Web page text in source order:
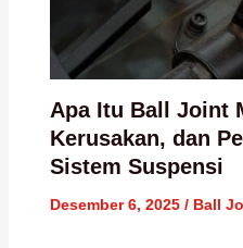
Apa Itu Ball Joint
Kerusakan, dan
Sistem Suspensi
Desember 6, 2025 / Ball